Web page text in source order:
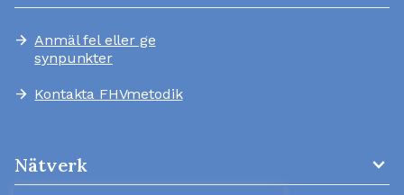
arrow_forward Anmäl fel eller ge
synpunkter
arrow_forward Kontakta FHVmetodik
Nätverk expand_more